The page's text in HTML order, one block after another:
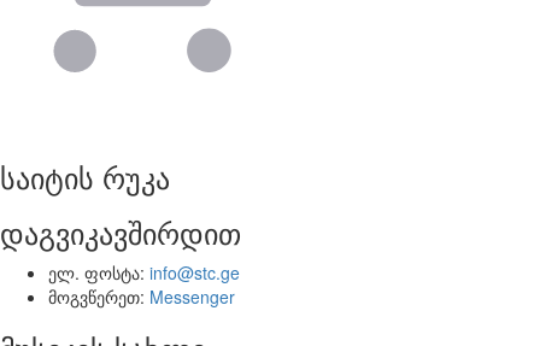
საიტის რუკა
დაგვიკავშირდით
ელ. ფოსტა: info@stc.ge
მოგვწერეთ: Messenger